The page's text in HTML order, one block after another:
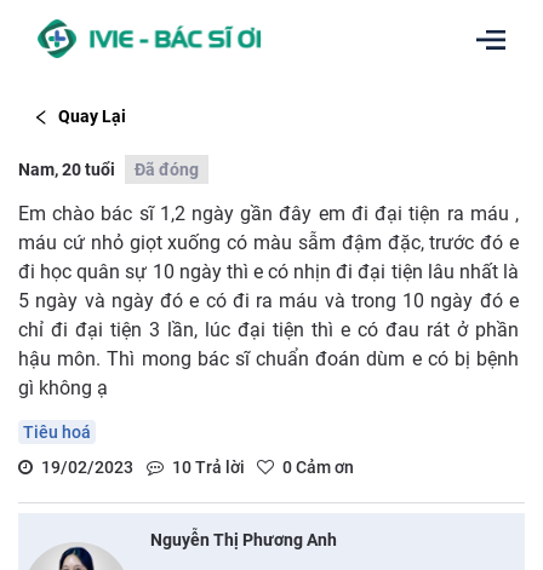
Quay Lại
Nam, 20 tuổi Đã đóng
Em chào bác sĩ 1,2 ngày gần đây em đi đại tiện ra máu ,
máu cứ nhỏ giọt xuống có màu sẫm đậm đặc, trước đó e
đi học quân sự 10 ngày thì e có nhịn đi đại tiện lâu nhất là
5 ngày và ngày đó e có đi ra máu và trong 10 ngày đó e
chỉ đi đại tiện 3 lần, lúc đại tiện thì e có đau rát ở phần
hậu môn. Thì mong bác sĩ chuẩn đoán dùm e có bị bệnh
gì không ạ
Tiêu hoá
19/02/2023
10Trả lời 0Cảm ơn
Nguyễn Thị Phương Anh